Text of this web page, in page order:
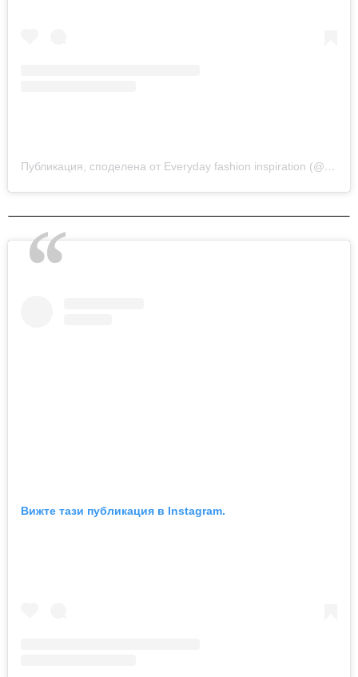
Публикация, споделена от Everyday fashion inspiration (@new.fashion.academy)
Вижте тази публикация в Instagram.